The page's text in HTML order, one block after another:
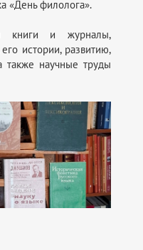
«День филолога».
книги и журналы,
истории, развитию,
научные труды